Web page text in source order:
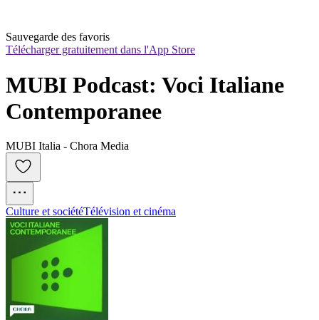
Sauvegarde des favoris
Télécharger gratuitement dans l'App Store
MUBI Podcast: Voci Italiane
Contemporanee
MUBI Italia - Chora Media
Culture et sociétéTélévision et cinéma